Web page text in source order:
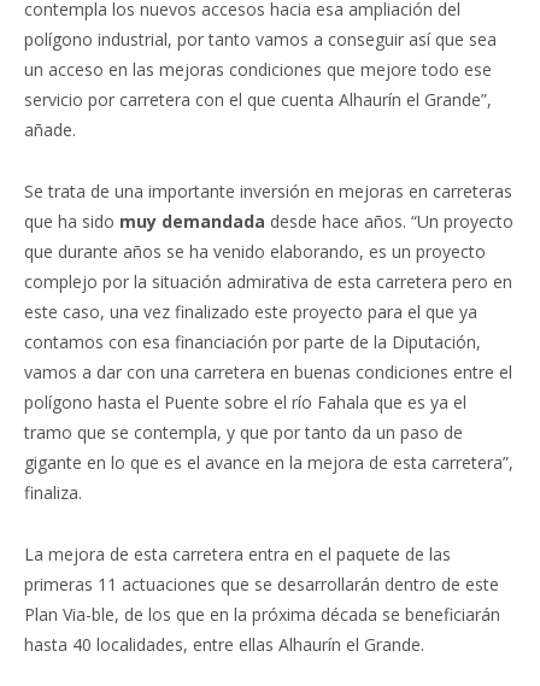
contempla los nuevos accesos hacia esa ampliación del
polígono industrial, por tanto vamos a conseguir así que sea
un acceso en las mejoras condiciones que mejore todo ese
servicio por carretera con el que cuenta Alhaurín el Grande”,
añade.
Se trata de una importante inversión en mejoras en carreteras
que ha sido muy demandada desde hace años. “Un proyecto
que durante años se ha venido elaborando, es un proyecto
complejo por la situación admirativa de esta carretera pero en
este caso, una vez finalizado este proyecto para el que ya
contamos con esa financiación por parte de la Diputación,
vamos a dar con una carretera en buenas condiciones entre el
polígono hasta el Puente sobre el río Fahala que es ya el
tramo que se contempla, y que por tanto da un paso de
gigante en lo que es el avance en la mejora de esta carretera”,
finaliza.
La mejora de esta carretera entra en el paquete de las
primeras 11 actuaciones que se desarrollarán dentro de este
Plan Via-ble, de los que en la próxima década se beneficiarán
hasta 40 localidades, entre ellas Alhaurín el Grande.